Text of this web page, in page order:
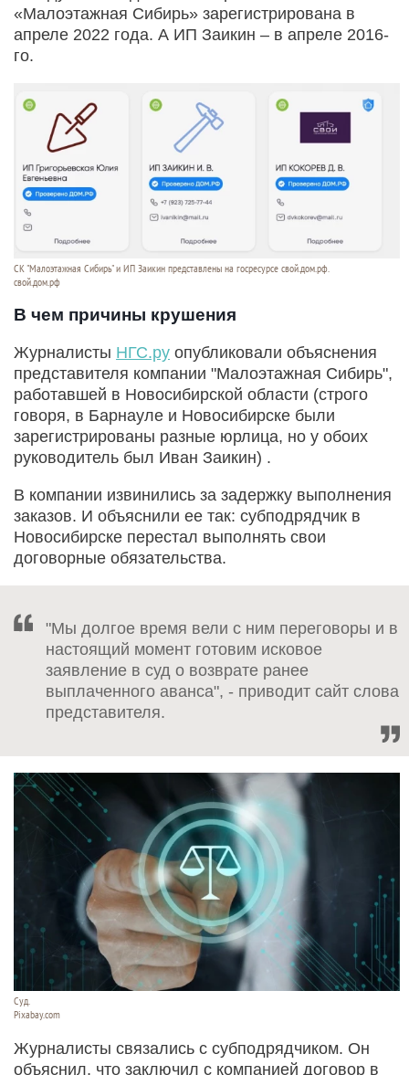
«Малоэтажная Сибирь» зарегистрирована в
апреле 2022 года. А ИП Заикин – в апреле 2016-
го.
СК "Малоэтажная Сибирь" и ИП Заикин представлены на госресурсе свой.дом.рф.
свой.дом.рф
В чем причины крушения
Журналисты НГС.ру опубликовали объяснения
представителя компании "Малоэтажная Сибирь",
работавшей в Новосибирской области (строго
говоря, в Барнауле и Новосибирске были
зарегистрированы разные юрлица, но у обоих
руководитель был Иван Заикин) .
В компании извинились за задержку выполнения
заказов. И объяснили ее так: субподрядчик в
Новосибирске перестал выполнять свои
договорные обязательства.
"Мы долгое время вели с ним переговоры и в
настоящий момент готовим исковое
заявление в суд о возврате ранее
выплаченного аванса", - приводит сайт слова
представителя.
Суд.
Pixabay.com
Журналисты связались с субподрядчиком. Он
объяснил, что заключил с компанией договор в